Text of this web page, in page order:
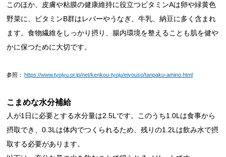
このほか、皮膚や粘膜の健康維持に役立つビタミンAは卵や緑黄色
野菜に、ビタミンB群はレバーやうなぎ、牛乳、納豆に多く含まれ
ます。食物繊維をしっかり摂り、腸内環境を整えることも肌を健や
かに保つために大切です。
参照： https://www.tyojyu.or.jp/net/kenkou-tyoju/eiyouso/tanpaku-amino.html
こまめな水分補給
人が1日に必要とする水分量は2.5Lです。このうち1.0Lは食事から
摂取でき、0.3Lは体内でつくられるため、残りの1.2Lは飲み水で摂
取する必要があります。